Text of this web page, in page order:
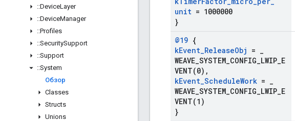
::DeviceLayer
::DeviceManager
::Profiles
::SecuritySupport
::Support
::System
Обзор
Classes
Structs
Unions
unit = 1000000
}
@19 {
kEvent_ReleaseObj =
WEAVE_SYSTEM_CONFIG_LWIP_E
VENT(0) ,
kEvent_ScheduleWork =
WEAVE_SYSTEM_CONFIG_LWIP_E
VENT(1)
}